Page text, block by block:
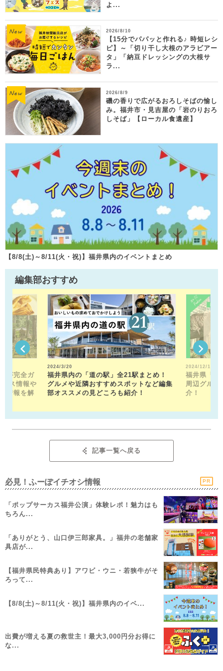
よ...
2026/8/10
【15分でパパッと作れる♪ 時短レシ
ピ】～「切り干し大根のアラビアー
タ」「納豆ドレッシングの大根サ
ラ...
2026/8/9
磯の香りで広がるおろしそばの愉し
み。福井市・見吉屋の「岩のりおろ
しそば」【ローカル食遺産】
【8/8(土)～8/11(火・祝)】福井県内のイベントまとめ
編集部おすすめ
が完全ガ
ス情報や
情報を解
2024/3/20
福井県内の「道の駅」全21駅まとめ！
グルメや近隣おすすめスポットなど編集
部オススメの見どころも紹介！
2024/12/13
福井県「福
周辺グルメ
介！
記事一覧へ戻る
必見！ふーぽイチオシ情報 PR
「ポップサーカス福井公演」体験レポ！魅力はも
ちろん...
「ありがとう、山口伊三郎家具。」福井の老舗家
具店が...
【福井県民特典あり】アワビ・ウニ・若狭牛がそ
ろって...
【8/8(土)～8/11(火・祝)】福井県内のイベ...
出費が増える夏の救世主！最大3,000円分お得に
な...